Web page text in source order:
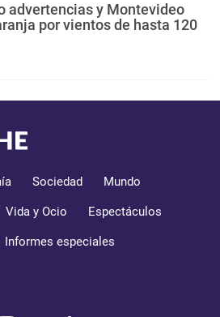
advertencias y Montevideo
por vientos de hasta 120
Sociedad Mundo
Vida y Ocio Espectáculos
Informes especiales